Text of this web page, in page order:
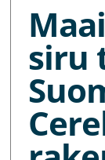
siru